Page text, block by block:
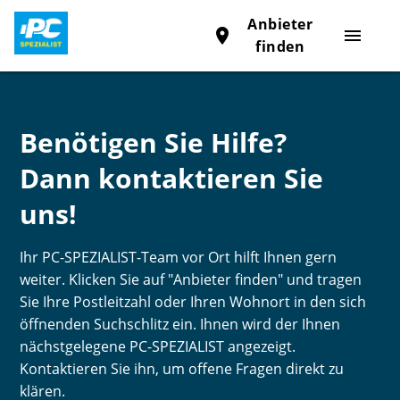
menu
place
Anbieter
finden
Benötigen Sie Hilfe?
Dann kontaktieren Sie
uns!
Ihr PC-SPEZIALIST-Team vor Ort hilft Ihnen gern
weiter. Klicken Sie auf "Anbieter finden" und tragen
Sie Ihre Postleitzahl oder Ihren Wohnort in den sich
öffnenden Suchschlitz ein. Ihnen wird der Ihnen
nächstgelegene PC-SPEZIALIST angezeigt.
Kontaktieren Sie ihn, um offene Fragen direkt zu
klären.